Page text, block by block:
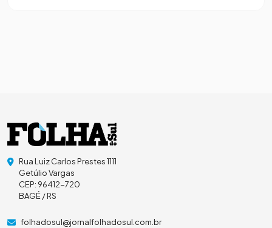
Rua Luiz Carlos Prestes 1111
Getúlio Vargas
CEP: 96412-720
BAGÉ / RS
folhadosul@jornalfolhadosul.com.br